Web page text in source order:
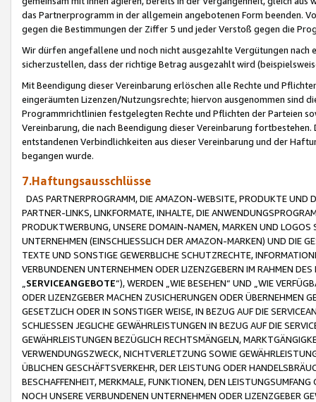
das Partnerprogramm in der allgemein angebotenen Form beenden.
gegen die Bestimmungen der Ziffer 5 und jeder Verstoß gegen die
Wir dürfen angefallene und noch nicht ausgezahlte Vergütungen
sicherzustellen, dass der richtige Betrag ausgezahlt wird
Mit Beendigung dieser Vereinbarung erlöschen alle Rechte und
eingeräumten Lizenzen/Nutzungsrechte; hiervon ausgenommen sind
Programmrichtlinien festgelegten Rechte und Pflichten der Parteien
Vereinbarung, die nach Beendigung dieser Vereinbarung
entstandenen Verbindlichkeiten aus dieser Vereinbarung und der
begangen wurde.
7.Haftungsausschlüsse
DAS PARTNERPROGRAMM, DIE AMAZON-WEBSITE, PRODUKTE UND
PARTNER-LINKS, LINKFORMATE, INHALTE, DIE
PRODUKTWERBUNG, UNSERE DOMAIN-NAMEN, MARKEN UND
UNTERNEHMEN (EINSCHLIESSLICH DER AMAZON-MARKEN) UND DIE
TEXTE UND SONSTIGE GEWERBLICHE SCHUTZRECHTE,
VERBUNDENEN UNTERNEHMEN ODER LIZENZGEBERN IM RAHMEN
SERVICEANGEBOTE“), WERDEN „WIE BESEHEN“ UND „WIE
ODER LIZENZGEBER MACHEN ZUSICHERUNGEN ODER ÜBERNEHMEN
GESETZLICH ODER IN SONSTIGER WEISE, IN BEZUG AUF DIE
SCHLIESSEN JEGLICHE GEWÄHRLEISTUNGEN IN BEZUG AUF DIE
GEWÄHRLEISTUNGEN BEZÜGLICH RECHTSMÄNGELN,
VERWENDUNGSZWECK, NICHTVERLETZUNG SOWIE
ÜBLICHEN GESCHÄFTSVERKEHR, DER LEISTUNG ODER
BESCHAFFENHEIT, MERKMALE, FUNKTIONEN, DEN
NOCH UNSERE VERBUNDENEN UNTERNEHMEN ODER LIZENZGEBER